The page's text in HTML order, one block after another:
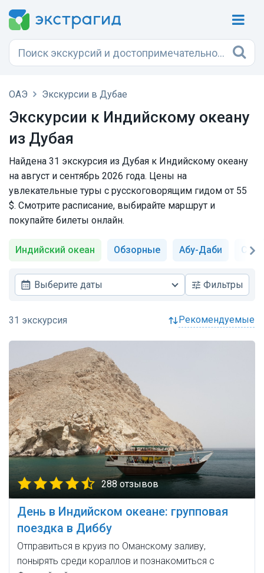
ОАЭ Экскурсии в Дубае
Экскурсии к Индийскому океану
из Дубая
Найдена 31 экскурсия из Дубая к Индийскому океану
на август и сентябрь 2026 года. Цены на
увлекательные туры с русскоговорящим гидом от 55
$. Смотрите расписание, выбирайте маршрут и
покупайте билеты онлайн.
Индийский океан Обзорные Абу-Даби
Выберите даты Фильтры
рекомендуемые
288 отзывов
День в Индийском океане: групповая
поездка в Диббу
Отправиться в круиз по Оманскому заливу,
понырять среди кораллов и познакомиться с